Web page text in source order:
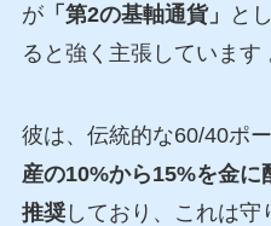
が「第2の基軸通貨」
と
ると強く主張しています
彼は、伝統的な60/40ポ
産の10%から15%を金に
推奨しており、これは守